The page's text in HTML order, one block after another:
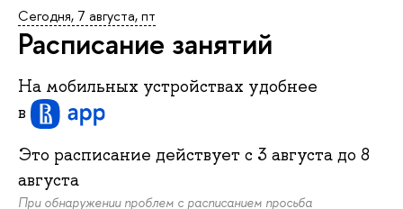
Сегодня, 7 августа, пт
Расписание занятий
На мобильных устройствах удобнее
в
Это расписание действует c 3 августа до 8
августа
При обнаружении проблем с расписанием просьба